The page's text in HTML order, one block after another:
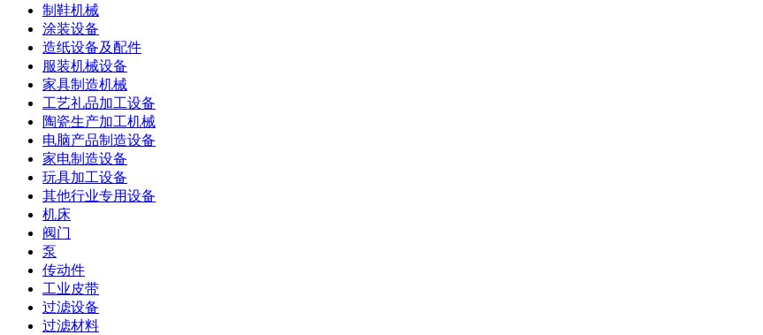
制鞋机械
涂装设备
造纸设备及配件
服装机械设备
家具制造机械
工艺礼品加工设备
陶瓷生产加工机械
电脑产品制造设备
家电制造设备
玩具加工设备
其他行业专用设备
机床
阀门
泵
传动件
工业皮带
过滤设备
过滤材料